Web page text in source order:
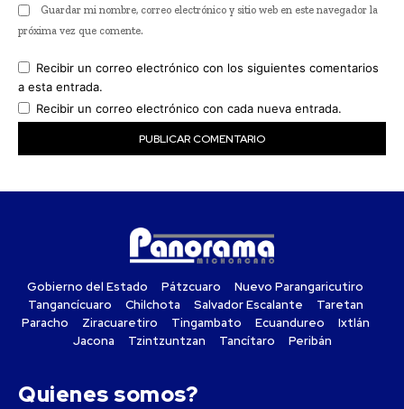
Guardar mi nombre, correo electrónico y sitio web en este navegador la
próxima vez que comente.
Recibir un correo electrónico con los siguientes comentarios
a esta entrada.
Recibir un correo electrónico con cada nueva entrada.
Gobierno del Estado Pátzcuaro
Nuevo Parangaricutiro
Tangancícuaro
Chilchota Salvador Escalante
Taretan
Paracho
Ziracuaretiro Tingambato Ecuandureo
Ixtlán
Jacona
Tzintzuntzan Tancítaro Peribán
Quienes somos?